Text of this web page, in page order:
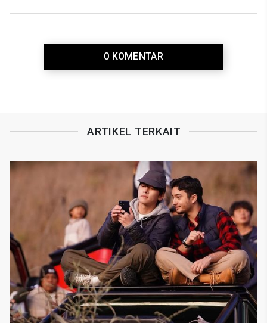
0 KOMENTAR
ARTIKEL TERKAIT